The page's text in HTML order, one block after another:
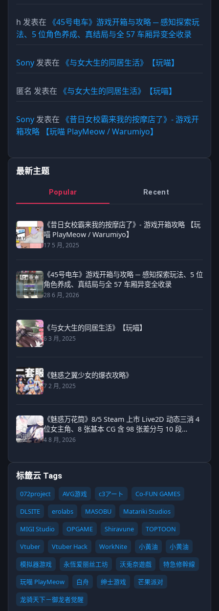
h 发表在 《45号电车》游戏开箱与攻略 ─ 感知探索玩
法、5 位角色养成、真结局与全 57 车厢异变全收录
Sony发表在 《与女大生的同居生活》【玩喵】
匿名 发表在 《与女大生的同居生活》【玩喵】
Sony发表在 《昔日女校霸来我的按摩店了》- 游戏开
箱攻略 【玩喵 PlayMeow / Warumiyo】
最新主题
Popular Recent
《昔日女校霸来我的按摩店了》- 游戏开箱攻略 【玩
喵 PlayMeow / Warumiyo】
17 5 月, 2025
《45号电车》游戏开箱与攻略 ─ 感知探索玩法、5 位
角色养成、真结局与全 57 车厢异变全收录
28 6 月, 2026
《与女大生的同居生活》【玩喵】
6 3 月, 2025
《魅惑之翼少女的爆衣攻略》
7 2 月, 2025
《魅惑万花筒》8/5 Steam 上市 Live2D 动态三消 4
位女主角、8 张基本 CG 含 98 张差分与 10 段
Live2D 动画
4 8 月, 2026
标籤云 Tags
072project AVG游戏 c3アート
Co-FUN GAMES
DLSITE
erolabs MASOBU
Matariki Studios
MIGI Studio
OPGAME Shiravune
TOPTOON
Vtuber
Vtuber Hack WorkNite 小黃油
小黄油
模拟器游戏
永恆爱丽丝工坊 沃兎奈遊戲
特急修幹線
玩喵 PlayMeow
白舟 绅士游戏
芒果派对
龙骑天下－御龙者觉醒